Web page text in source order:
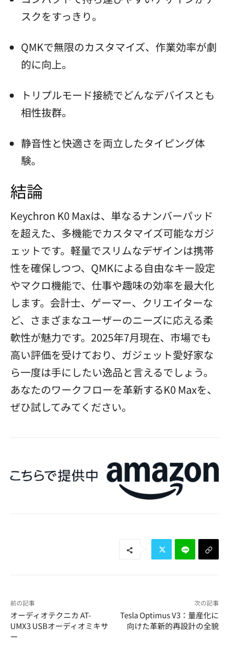
スクをすっきり。
QMKで無限のカスタマイズ、作業効率が劇
的に向上。
トリプルモード接続でどんなデバイスとも
相性抜群。
静音性と快適さを両立したタイピング体
験。
結論
Keychron K0 Maxは、単なるナンバーパッド
を超えた、多機能でカスタマイズ可能なガジ
ェットです。軽量でスリムなデザインは携帯
性を確保しつつ、QMKによる自由なキー設定
やマクロ機能で、仕事や趣味の効率を最大化
します。会計士、ゲーマー、クリエイターな
ど、さまざまなユーザーのニーズに応える柔
軟性が魅力です。2025年7月現在、市場でも
高い評価を受けており、ガジェット愛好家な
ら一度は手にしたい逸品と言えるでしょう。
あなたのワークフローを革新するK0 Maxを、
ぜひ試してみてください。
前の記事
オーディオテクニカ AT-
UMX3 USBオーディオミキサ
ー
次の記事
Tesla Optimus V3：量産化に
向けた革新的再設計の全貌